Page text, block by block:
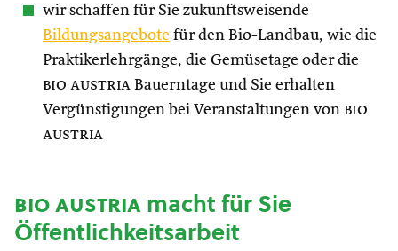
wir schaffen für Sie zukunftsweisende
Bildungsangebote für den Bio-Landbau, wie die
Praktikerlehrgänge, die Gemüsetage oder die
bio austria Bauerntage und Sie erhalten
Vergünstigungen bei Veranstaltungen von bio
austria
bio austriamacht für Sie
Öffentlichkeitsarbeit